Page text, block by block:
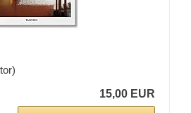
15,00 EUR